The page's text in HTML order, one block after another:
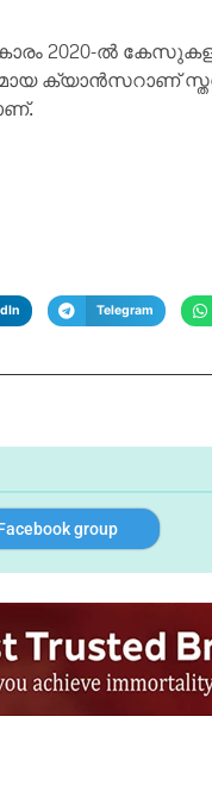
2020-ൽ
ക്യാൻസറാണ്
Telegram
group